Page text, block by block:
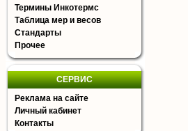
Термины Инкотермс
Таблица мер и весов
Стандарты
Прочее
СЕРВИС
Реклама на сайте
Личный кабинет
Контакты